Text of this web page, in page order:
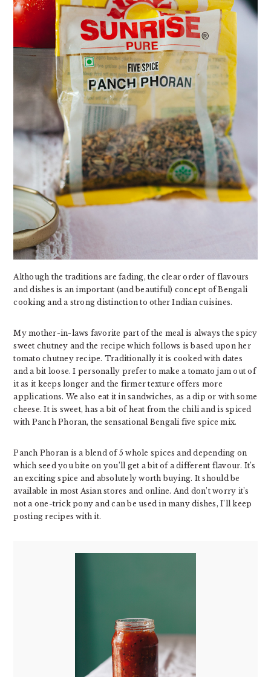
Although the traditions are fading, the clear order of flavours
and dishes is an important (and beautiful) concept of Bengali
cooking and a strong distinction to other Indian cuisines.
My mother-in-laws favorite part of the meal is always the spicy
sweet chutney and the recipe which follows is based upon her
tomato chutney recipe. Traditionally it is cooked with dates
and a bit loose. I personally prefer to make a tomato jam out of
it as it keeps longer and the firmer texture offers more
applications. We also eat it in sandwiches, as a dip or with some
cheese. It is sweet, has a bit of heat from the chili and is spiced
with Panch Phoran, the sensational Bengali five spice mix.
Panch Phoran is a blend of 5 whole spices and depending on
which seed you bite on you’ll get a bit of a different flavour. It’s
an exciting spice and absolutely worth buying. It should be
available in most Asian stores and online. And don’t worry it’s
not a one-trick pony and can be used in many dishes, I’ll keep
posting recipes with it.